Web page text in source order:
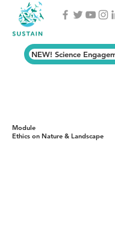
NEW! Science
Module
Ethics on Nature & Landscape